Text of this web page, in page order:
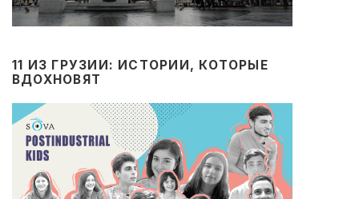
11 ИЗ ГРУЗИИ: ИСТОРИИ, КОТОРЫЕ
ВДОХНОВЯТ